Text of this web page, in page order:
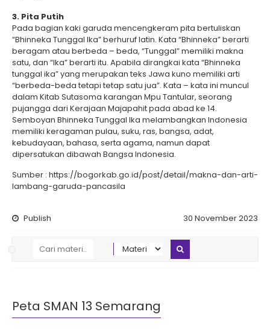
3. Pita Putih
Pada bagian kaki garuda mencengkeram pita bertuliskan
“Bhinneka Tunggal Ika” berhuruf latin. Kata “Bhinneka” berarti
beragam atau berbeda – beda, “Tunggal” memiliki makna
satu, dan “Ika” berarti itu. Apabila dirangkai kata “Bhinneka
tunggal ika” yang merupakan teks Jawa kuno memiliki arti
“berbeda-beda tetapi tetap satu jua”. Kata – kata ini muncul
dalam Kitab Sutasoma karangan Mpu Tantular, seorang
pujangga dari Kerajaan Majapahit pada abad ke 14.
Semboyan Bhinneka Tunggal Ika melambangkan Indonesia
memiliki keragaman pulau, suku, ras, bangsa, adat,
kebudayaan, bahasa, serta agama, namun dapat
dipersatukan dibawah Bangsa Indonesia.
Sumber : https://bogorkab.go.id/post/detail/makna-dan-arti-
lambang-garuda-pancasila
Publish 30 November 2023
Peta SMAN 13 Semarang